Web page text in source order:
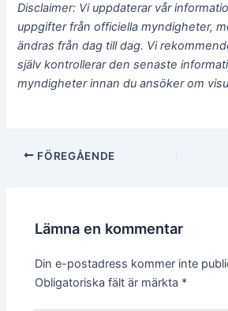
Disclaimer: Vi uppdaterar vår
uppgifter från officiella myndigheter,
ändras från dag till dag. Vi
själv kontrollerar den senaste
myndigheter innan du ansöker om
Inläggsnavigering
FÖREGÅENDE
Lämna en kommentar
Din e-postadress kommer inte
Obligatoriska fält är märkta *